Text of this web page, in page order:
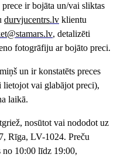
ir bojāta un/vai sliktas
durvjucentrs.lv klientu
@stamars.lv, detalizēti
fotogrāfiju ar bojāto preci.
un ir konstatēts preces
lietojot vai glabājot preci),
laikā.
nosūtot vai nododot uz
Rīga, LV-1024. Preču
no 10:00 līdz 19:00,